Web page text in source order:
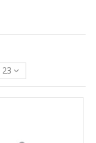
naturaleza.
23